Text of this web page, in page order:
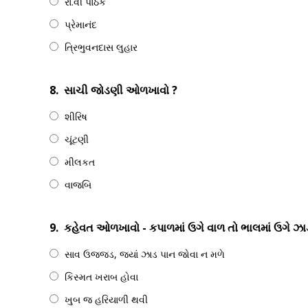
પ્રેમાનંદ
ત્રિભુવનદાસ લુહાર
8. સાચી જોડણી ઓળખાવો ?
શીરિષ
ચૂંટણી
મીલકત
વાજબિ
9. કહેવત ઓળખાવો - કપાળમાં ઉગે વાળ તો ભાલમાં ઉગે
સાવ ઉજ્જડ, જ્યાં ઝાડ પાન જોવા ન મળે
કિસ્મત ખરાબ હોવા
ખુબ જ હરિયાળી થવી